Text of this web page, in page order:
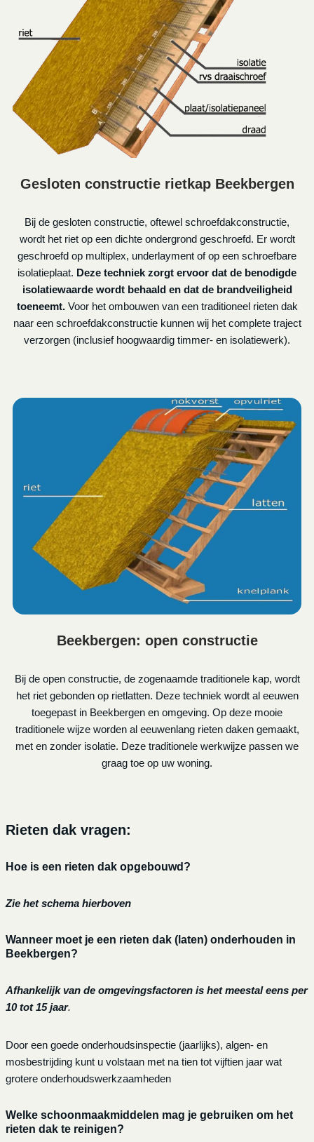
Gesloten constructie rietkap Beekbergen
Bij de gesloten constructie, oftewel schroefdakconstructie,
wordt het riet op een dichte ondergrond geschroefd. Er wordt
geschroefd op multiplex, underlayment of op een schroefbare
isolatieplaat. Deze techniek zorgt ervoor dat de benodigde
isolatiewaarde wordt behaald en dat de brandveiligheid
toeneemt.Voor het ombouwen van een traditioneel rieten dak
naar een schroefdakconstructie kunnen wij het complete traject
verzorgen (inclusief hoogwaardig timmer- en isolatiewerk).
Beekbergen: open constructie
Bij de open constructie, de zogenaamde traditionele kap, wordt
het riet gebonden op rietlatten. Deze techniek wordt al eeuwen
toegepast in Beekbergen en omgeving. Op deze mooie
traditionele wijze worden al eeuwenlang rieten daken gemaakt,
met en zonder isolatie. Deze traditionele werkwijze passen we
graag toe op uw woning.
Rieten dak vragen:
Hoe is een rieten dak opgebouwd?
Zie het schema hierboven
Wanneer moet je een rieten dak (laten) onderhouden in
Beekbergen?
Afhankelijk van de omgevingsfactoren is het meestal eens per
10 tot 15 jaar.
Door een goede onderhoudsinspectie (jaarlijks), algen- en
mosbestrijding kunt u volstaan met na tien tot vijftien jaar wat
grotere onderhoudswerkzaamheden
Welke schoonmaakmiddelen mag je gebruiken om het
rieten dak te reinigen?